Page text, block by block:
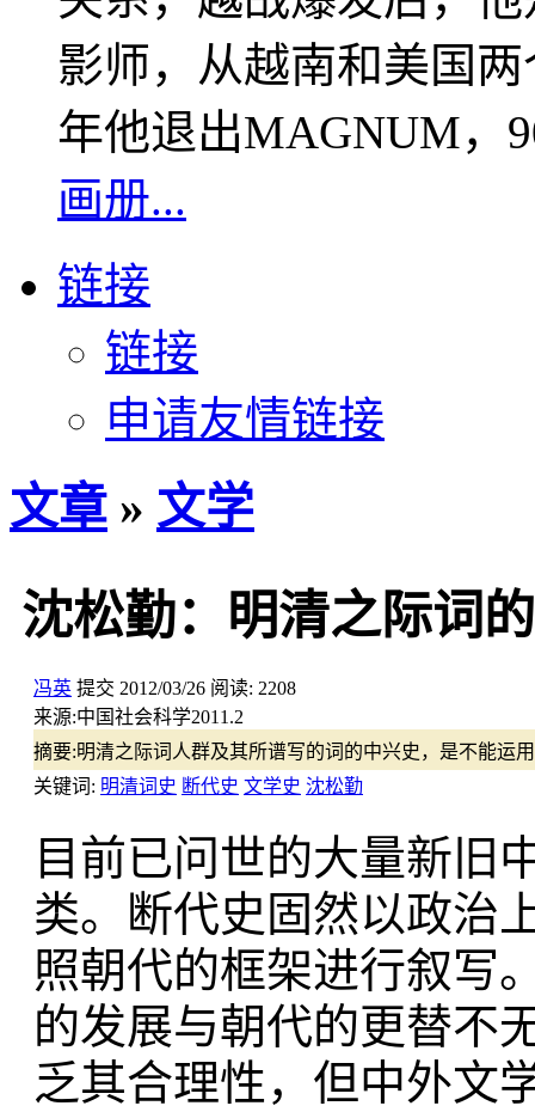
影师，从越南和美国
年他退出MAGNUM，
画册...
链接
链接
申请友情链接
文章 » 文学
沈松勤：明清之际词
冯英 提交 2012/03/26 阅读: 2208
来源:中国社会科学2011.2
摘要:明清之际词人群及其所谱写的词的中兴史，是不能运
关键词: 明清词史 断代史 文学史 沈松勤
目前已问世的大量新旧
类。断代史固然以政治
照朝代的框架进行叙写
的发展与朝代的更替不
乏其合理性，但中外文